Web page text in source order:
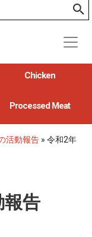
Chicken
Processed Meat
活動報告 » 令和2年
報告